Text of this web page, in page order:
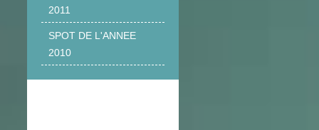
2011
SPOT DE L'ANNEE
2010